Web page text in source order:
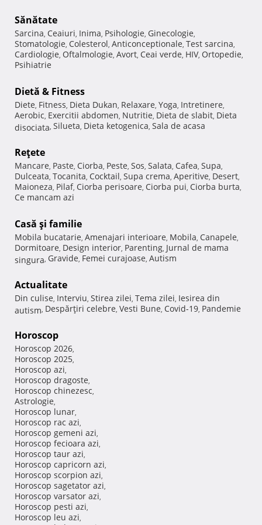
Sănătate
Sarcina, Ceaiuri, Inima, Psihologie, Ginecologie,
Stomatologie, Colesterol, Anticonceptionale, Test sarcina,
Cardiologie, Oftalmologie, Avort, Ceai verde, HIV, Ortopedie,
Psihiatrie
Dietă & Fitness
Diete, Fitness, Dieta Dukan, Relaxare, Yoga, Intretinere,
Aerobic, Exercitii abdomen, Nutritie, Dieta de slabit, Dieta
disociata, Silueta, Dieta ketogenica, Sala de acasa
Reţete
Mancare, Paste, Ciorba, Peste, Sos, Salata, Cafea, Supa,
Dulceata, Tocanita, Cocktail, Supa crema, Aperitive, Desert,
Maioneza, Pilaf, Ciorba perisoare, Ciorba pui, Ciorba burta,
Ce mancam azi
Casă şi familie
Mobila bucatarie, Amenajari interioare, Mobila, Canapele,
Dormitoare, Design interior, Parenting, Jurnal de mama
singura, Gravide, Femei curajoase, Autism
Actualitate
Din culise, Interviu, Stirea zilei, Tema zilei, Iesirea din
autism, Despărţiri celebre, Vesti Bune, Covid-19, Pandemie
Horoscop
Horoscop 2026,
Horoscop 2025,
Horoscop azi,
Horoscop dragoste,
Horoscop chinezesc,
Astrologie,
Horoscop lunar,
Horoscop rac azi,
Horoscop gemeni azi,
Horoscop fecioara azi,
Horoscop taur azi,
Horoscop capricorn azi,
Horoscop scorpion azi,
Horoscop sagetator azi,
Horoscop varsator azi,
Horoscop pesti azi,
Horoscop leu azi,